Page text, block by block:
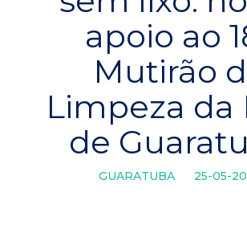
apoio ao
Mutirão
Limpeza da
de
GUARATUBA 25-05-